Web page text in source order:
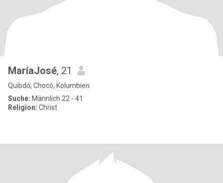
MaríaJosé, 21
Quibdó, Chocó, Kolumbien
Suche: Männlich 22 - 41
Religion: Christ